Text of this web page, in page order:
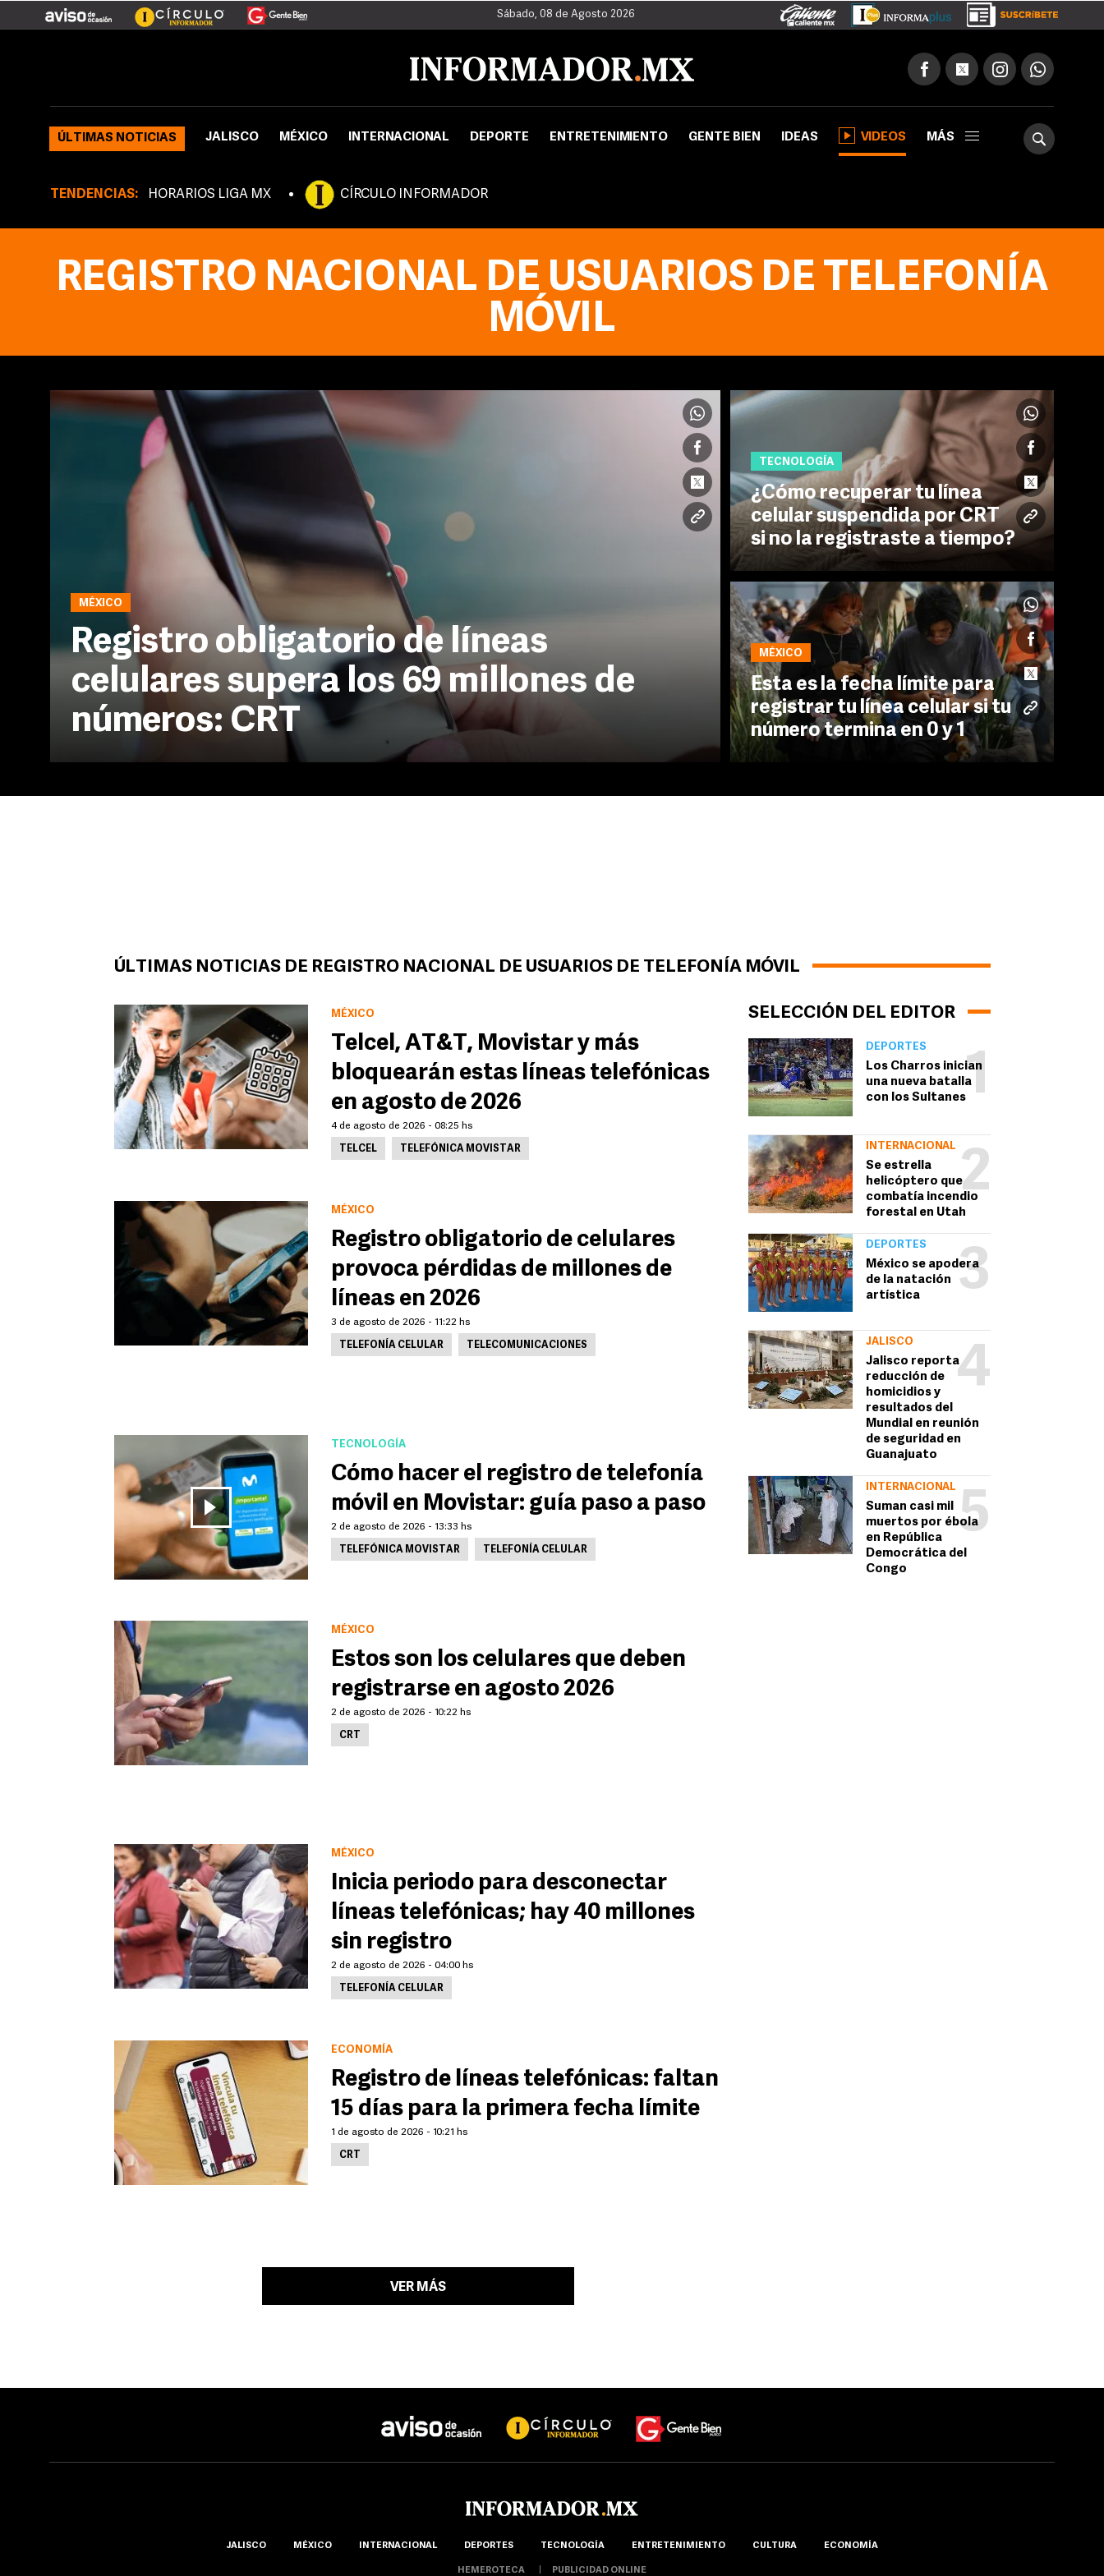
Sábado, 08 de Agosto 2026
ÚLTIMAS NOTICIAS JALISCO MÉXICO INTERNACIONAL DEPORTE ENTRETENIMIENTO GENTE BIEN IDEAS VIDEOS MÁS
TENDENCIAS: HORARIOS LIGA MX CÍRCULO INFORMADOR
REGISTRO NACIONAL DE USUARIOS DE TELEFONÍA
MÓVIL
MÉXICO
Registro obligatorio de líneas
celulares supera los 69 millones de
números: CRT
TECNOLOGÍA
¿Cómo recuperar tu línea
celular suspendida por CRT
si no la registraste a tiempo?
MÉXICO
Esta es la fecha límite para
registrar tu línea celular si tu
número termina en 0 y 1
ÚLTIMAS NOTICIAS DE REGISTRO NACIONAL DE USUARIOS DE TELEFONÍA MÓVIL
SELECCIÓN DEL EDITOR
1
DEPORTES
Los Charros inician
una nueva batalla
con los Sultanes
2
INTERNACIONAL
Se estrella
helicóptero que
combatía incendio
forestal en Utah
3
DEPORTES
México se apodera
de la natación
artística
4
JALISCO
Jalisco reporta
reducción de
homicidios y
resultados del
Mundial en reunión
de seguridad en
Guanajuato
5
INTERNACIONAL
Suman casi mil
muertos por ébola
en República
Democrática del
Congo
MÉXICO
Telcel, AT&T, Movistar y más
bloquearán estas líneas telefónicas
en agosto de 2026
4 de agosto de 2026 - 08:25 hs
TELCEL TELEFÓNICA MOVISTAR
MÉXICO
Registro obligatorio de celulares
provoca pérdidas de millones de
líneas en 2026
3 de agosto de 2026 - 11:22 hs
TELEFONÍA CELULAR TELECOMUNICACIONES
TECNOLOGÍA
Cómo hacer el registro de telefonía
móvil en Movistar: guía paso a paso
2 de agosto de 2026 - 13:33 hs
TELEFÓNICA MOVISTAR TELEFONÍA CELULAR
MÉXICO
Estos son los celulares que deben
registrarse en agosto 2026
2 de agosto de 2026 - 10:22 hs
CRT
MÉXICO
Inicia periodo para desconectar
líneas telefónicas; hay 40 millones
sin registro
2 de agosto de 2026 - 04:00 hs
TELEFONÍA CELULAR
ECONOMÍA
Registro de líneas telefónicas: faltan
15 días para la primera fecha límite
1 de agosto de 2026 - 10:21 hs
CRT
VER MÁS
JALISCO MÉXICO INTERNACIONAL DEPORTES TECNOLOGÍA ENTRETENIMIENTO CULTURA ECONOMÍA
HEMEROTECA PUBLICIDAD ONLINE